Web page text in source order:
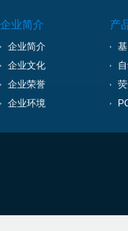
企业简介
企业简介
企业文化
企业荣誉
企业环境
产